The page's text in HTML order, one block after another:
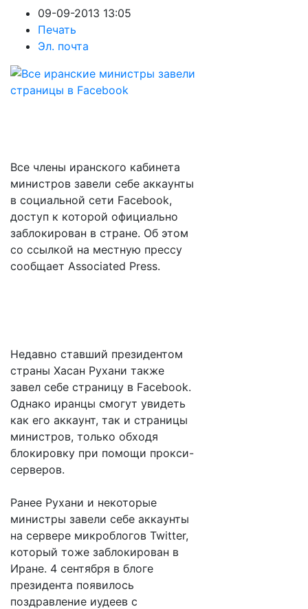
09-09-2013 13:05
Печать
Эл. почта
Все члены иранского кабинета
министров завели себе аккаунты
в социальной сети Facebook,
доступ к которой официально
заблокирован в стране. Об этом
со ссылкой на местную прессу
сообщает Associated Press.
Недавно ставший президентом
страны Хасан Рухани также
завел себе страницу в Facebook.
Однако иранцы смогут увидеть
как его аккаунт, так и страницы
министров, только обходя
блокировку при помощи прокси-
серверов.
Ранее Рухани и некоторые
министры завели себе аккаунты
на сервере микроблогов Twitter,
который тоже заблокирован в
Иране. 4 сентября в блоге
президента появилось
поздравление иудеев с